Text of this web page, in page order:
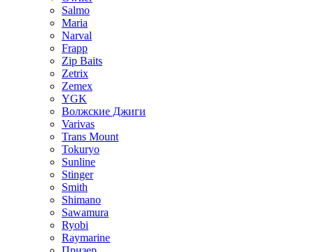
Salmo
Maria
Narval
Frapp
Zip Baits
Zetrix
Zemex
YGK
Волжские Джиги
Varivas
Trans Mount
Tokuryo
Sunline
Stinger
Smith
Shimano
Sawamura
Ryobi
Raymarine